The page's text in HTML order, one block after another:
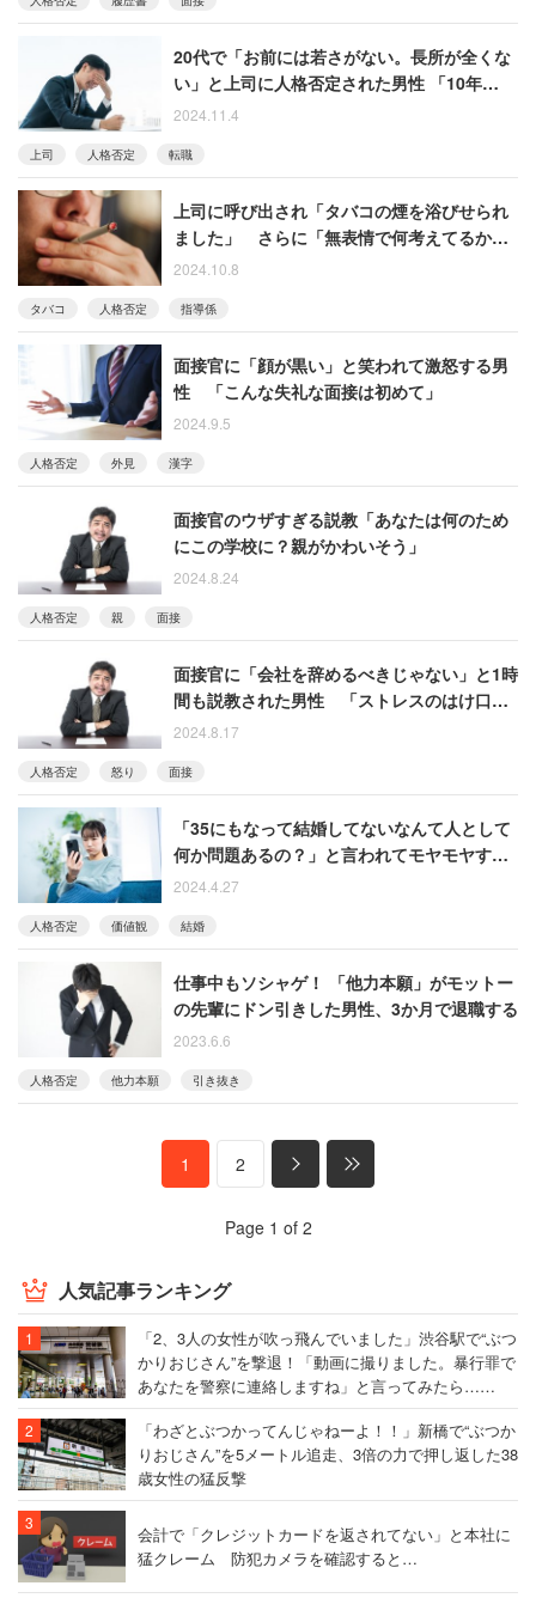
20代で「お前には若さがない。長所が全くな
い」と上司に人格否定された男性 「10年後に
その店は潰れた」と語る
2024.11.4
上司 人格否定 転職
上司に呼び出され「タバコの煙を浴びせられ
ました」 さらに「無表情で何考えてるかわ
からない」と人格否定されて1ヶ月で辞めた女
2024.10.8
タバコ 人格否定 指導係
面接官に「顔が黒い」と笑われて激怒する男
性 「こんな失礼な面接は初めて」
2024.9.5
人格否定 外見 漢字
面接官のウザすぎる説教「あなたは何のため
にこの学校に？親がかわいそう」
2024.8.24
人格否定 親 面接
面接官に「会社を辞めるべきじゃない」と1時
間も説教された男性 「ストレスのはけ口」
にされたと激怒
2024.8.17
人格否定 怒り 面接
「35にもなって結婚してないなんて人として
何か問題あるの？」と言われてモヤモヤする
女性の相談に反響
2024.4.27
人格否定 価値観 結婚
仕事中もソシャゲ！ 「他力本願」がモットー
の先輩にドン引きした男性、3か月で退職する
2023.6.6
人格否定 他力本願 引き抜き
1 2
Page 1 of 2
人気記事ランキング
「2、3人の女性が吹っ飛んでいました」渋谷駅で“ぶつ
かりおじさん”を撃退！「動画に撮りました。暴行罪で
あなたを警察に連絡しますね」と言ってみたら……
「わざとぶつかってんじゃねーよ！！」新橋で“ぶつか
りおじさん”を5メートル追走、3倍の力で押し返した38
歳女性の猛反撃
会計で「クレジットカードを返されてない」と本社に
猛クレーム 防犯カメラを確認すると…